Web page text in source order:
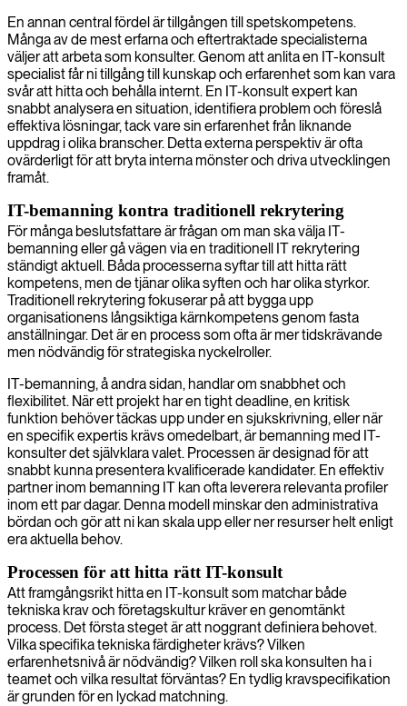
En annan central fördel är tillgången till spetskompetens.
Många av de mest erfarna och eftertraktade specialisterna
väljer att arbeta som konsulter. Genom att anlita en IT-konsult
specialist får ni tillgång till kunskap och erfarenhet som kan vara
svår att hitta och behålla internt. En IT-konsult expert kan
snabbt analysera en situation, identifiera problem och föreslå
effektiva lösningar, tack vare sin erfarenhet från liknande
uppdrag i olika branscher. Detta externa perspektiv är ofta
ovärderligt för att bryta interna mönster och driva utvecklingen
framåt.
IT-bemanning kontra traditionell rekrytering
För många beslutsfattare är frågan om man ska välja IT-
bemanning eller gå vägen via en traditionell IT rekrytering
ständigt aktuell. Båda processerna syftar till att hitta rätt
kompetens, men de tjänar olika syften och har olika styrkor.
Traditionell rekrytering fokuserar på att bygga upp
organisationens långsiktiga kärnkompetens genom fasta
anställningar. Det är en process som ofta är mer tidskrävande
men nödvändig för strategiska nyckelroller.
IT-bemanning, å andra sidan, handlar om snabbhet och
flexibilitet. När ett projekt har en tight deadline, en kritisk
funktion behöver täckas upp under en sjukskrivning, eller när
en specifik expertis krävs omedelbart, är bemanning med IT-
konsulter det självklara valet. Processen är designad för att
snabbt kunna presentera kvalificerade kandidater. En effektiv
partner inom bemanning IT kan ofta leverera relevanta profiler
inom ett par dagar. Denna modell minskar den administrativa
bördan och gör att ni kan skala upp eller ner resurser helt enligt
era aktuella behov.
Processen för att hitta rätt IT-konsult
Att framgångsrikt hitta en IT-konsult som matchar både
tekniska krav och företagskultur kräver en genomtänkt
process. Det första steget är att noggrant definiera behovet.
Vilka specifika tekniska färdigheter krävs? Vilken
erfarenhetsnivå är nödvändig? Vilken roll ska konsulten ha i
teamet och vilka resultat förväntas? En tydlig kravspecifikation
är grunden för en lyckad matchning.